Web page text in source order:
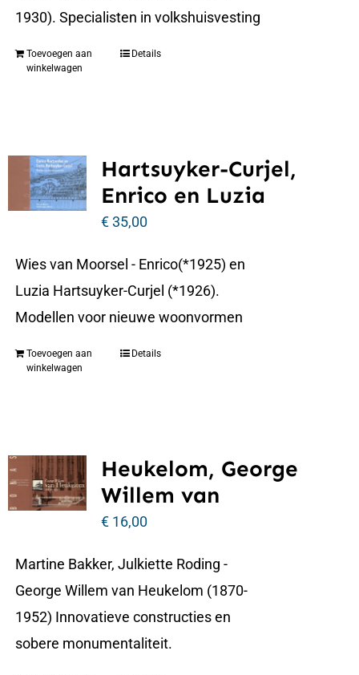
1930). Specialisten in volkshuisvesting
Toevoegen aan
winkelwagen
Details
Hartsuyker-Curjel,
Enrico en Luzia
€35,00
Wies van Moorsel - Enrico(*1925) en
Luzia Hartsuyker-Curjel (*1926).
Modellen voor nieuwe woonvormen
Toevoegen aan
winkelwagen
Details
Heukelom, George
Willem van
€16,00
Martine Bakker, Julkiette Roding -
George Willem van Heukelom (1870-
1952) Innovatieve constructies en
sobere monumentaliteit.